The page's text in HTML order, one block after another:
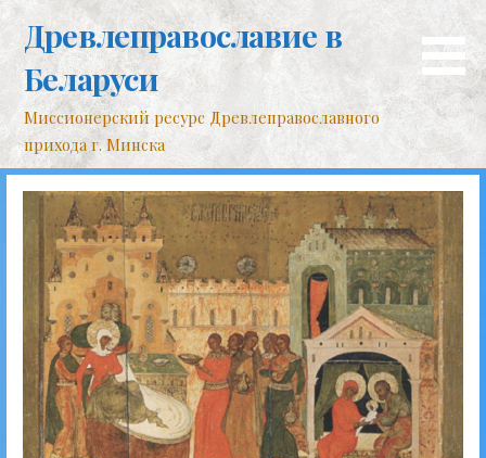
контенту
Древлеправославие в
Беларуси
Миссионерский ресурс Древлеправославного
прихода г. Минска